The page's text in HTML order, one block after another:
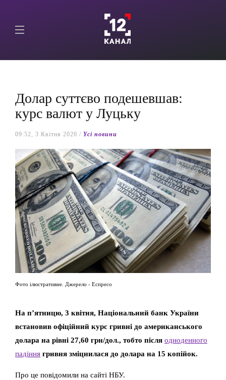
Долар суттєво подешевшав:
курс валют у Луцьку
09:52, 3 Квітня 2020 / Yсі новини
Фото ілюстративне. Джерело - Еспресо
На п’ятницю, 3 квітня, Національний банк України
встановив офіційний курс гривні до американського
долара на рівні 27,60 грн/дол., тобто після одноденного
падіння гривня зміцнилася до долара на 15 копійок.
Про це повідомили на сайті НБУ.